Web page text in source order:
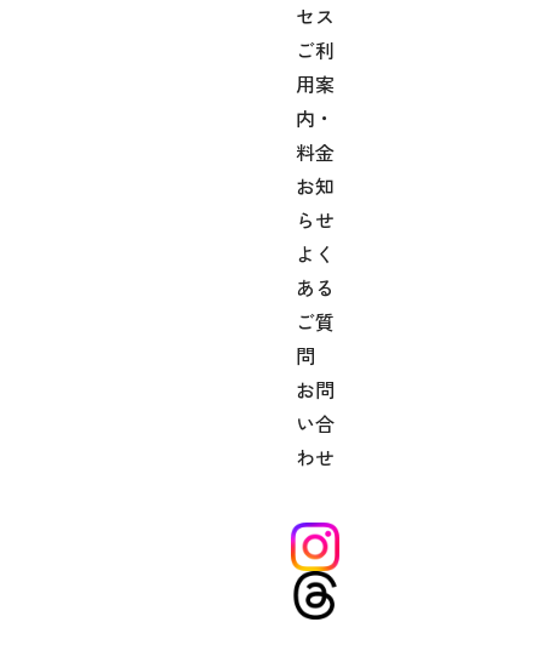
セス
ご利
用案
内・
料金
お知
らせ
よく
ある
ご質
問
お問
い合
わせ